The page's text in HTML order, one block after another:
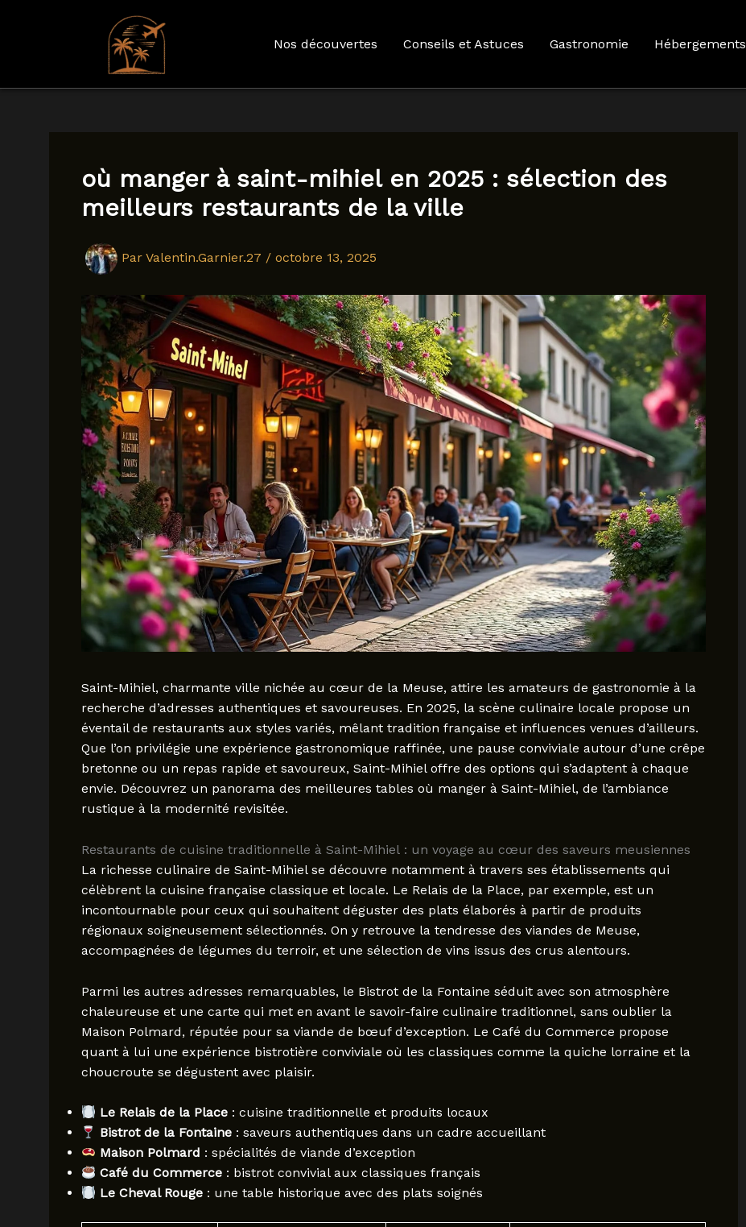
Aller
Nos découvertes Conseils et Astuces Gastronomie Hébergements
où manger à saint-mihiel en 2025 : sélection des
meilleurs restaurants de la ville
Par Valentin.Garnier.27 / octobre 13, 2025
Saint-Mihiel, charmante ville nichée au cœur de la Meuse, attire les amateurs de gastronomie à la
recherche d’adresses authentiques et savoureuses. En 2025, la scène culinaire locale propose un
éventail de restaurants aux styles variés, mêlant tradition française et influences venues d’ailleurs.
Que l’on privilégie une expérience gastronomique raffinée, une pause conviviale autour d’une crêpe
bretonne ou un repas rapide et savoureux, Saint-Mihiel offre des options qui s’adaptent à chaque
envie. Découvrez un panorama des meilleures tables où manger à Saint-Mihiel, de l’ambiance
rustique à la modernité revisitée.
Restaurants de cuisine traditionnelle à Saint-Mihiel : un voyage au cœur des saveurs meusiennes
La richesse culinaire de Saint-Mihiel se découvre notamment à travers ses établissements qui
célèbrent la cuisine française classique et locale. Le Relais de la Place, par exemple, est un
incontournable pour ceux qui souhaitent déguster des plats élaborés à partir de produits
régionaux soigneusement sélectionnés. On y retrouve la tendresse des viandes de Meuse,
accompagnées de légumes du terroir, et une sélection de vins issus des crus alentours.
Parmi les autres adresses remarquables, le Bistrot de la Fontaine séduit avec son atmosphère
chaleureuse et une carte qui met en avant le savoir-faire culinaire traditionnel, sans oublier la
Maison Polmard, réputée pour sa viande de bœuf d’exception. Le Café du Commerce propose
quant à lui une expérience bistrotière conviviale où les classiques comme la quiche lorraine et la
choucroute se dégustent avec plaisir.
Le Relais de la Place: cuisine traditionnelle et produits locaux
Bistrot de la Fontaine: saveurs authentiques dans un cadre accueillant
Maison Polmard : spécialités de viande d’exception
Café du Commerce: bistrot convivial aux classiques français
Le Cheval Rouge: une table historique avec des plats soignés